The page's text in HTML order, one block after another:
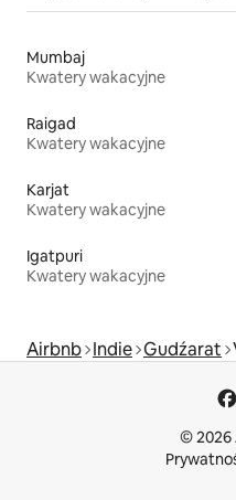
Mumbaj
Kwatery wakacyjne
Raigad
Kwatery wakacyjne
Karjat
Kwatery wakacyjne
Igatpuri
Kwatery wakacyjne
Airbnb Indie Gudźarat
© 2026